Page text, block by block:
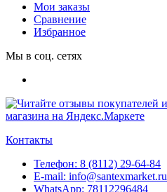
Мои заказы
Сравнение
Избранное
Мы в соц. сетях
Контакты
Телефон: 8 (8112) 29-64-84
E-mail: info@santexmarket.ru
WhatsApp: 78112296484